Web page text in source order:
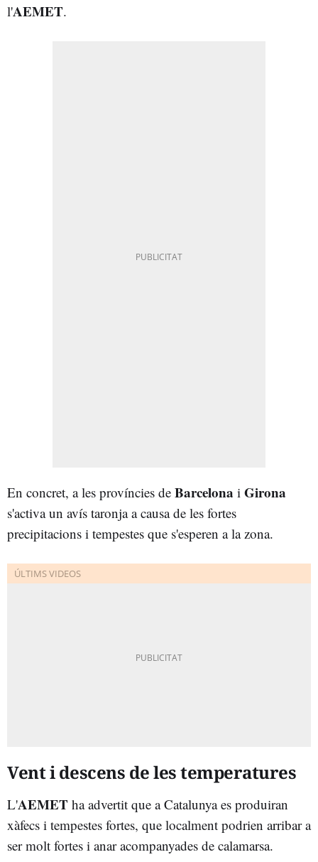
l'AEMET.
En concret, a les províncies de Barcelona i Girona
s'activa un avís taronja a causa de les fortes
precipitacions i tempestes que s'esperen a la zona.
Vent i descens de les temperatures
L'AEMET ha advertit que a Catalunya es produiran
xàfecs i tempestes fortes, que localment podrien arribar a
ser molt fortes i anar acompanyades de calamarsa.